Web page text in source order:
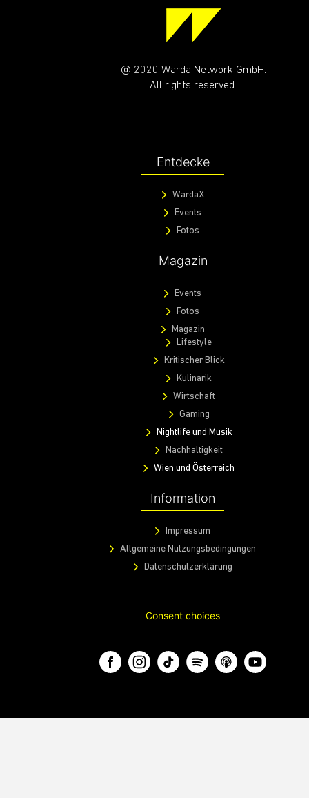
@ 2020 Warda Network GmbH.
All rights reserved.
Entdecke
WardaX
Events
Fotos
Magazin
Events
Fotos
Magazin
Lifestyle
Kritischer Blick
Kulinarik
Wirtschaft
Gaming
Nightlife und Musik
Nachhaltigkeit
Wien und Österreich
Information
Impressum
Allgemeine Nutzungsbedingungen
Datenschutzerklärung
Consent choices